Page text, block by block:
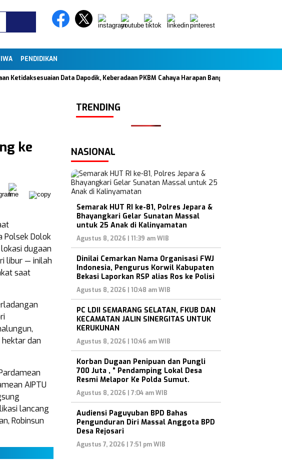
PENDIDIKAN
Ketidaksesuaian Data Dapodik, Keberadaan PKBM Cahaya Harapan Bangsa di Caringin
ke
Polsek Dolok
dugaan
libur — inilah
saat
dan
AIPTU
lancang
Robinsun
TRENDING
NASIONAL
Semarak HUT RI ke-81, Polres Jepara &
Bhayangkari Gelar Sunatan Massal
untuk 25 Anak di Kalinyamatan
Agustus 8, 2026 | 11:39 am WIB
Dinilai Cemarkan Nama Organisasi FWJ
Indonesia, Pengurus Korwil Kabupaten
Bekasi Laporkan RSP alias Ros ke Polisi
Agustus 8, 2026 | 10:48 am WIB
PC LDII SEMARANG SELATAN, FKUB DAN
KECAMATAN JALIN SINERGITAS UNTUK
KERUKUNAN
Agustus 8, 2026 | 10:46 am WIB
Korban Dugaan Penipuan dan Pungli
700 Juta , ” Pendamping Lokal Desa
Resmi Melapor Ke Polda Sumut.
Agustus 8, 2026 | 7:04 am WIB
Audiensi Paguyuban BPD Bahas
Pengunduran Diri Massal Anggota BPD
Desa Rejosari
Agustus 7, 2026 | 7:51 pm WIB